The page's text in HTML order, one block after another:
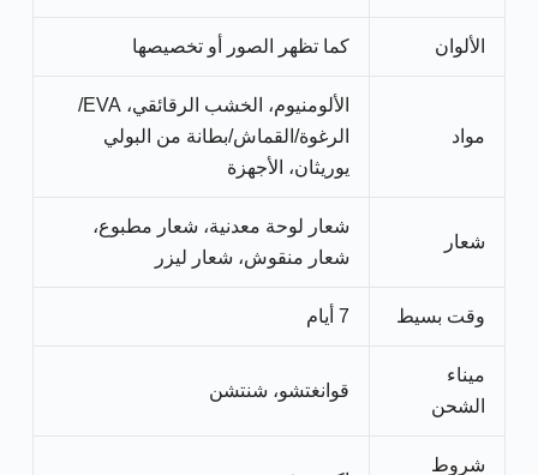
الألوان كما تظهر الصور أو تخصيصها
مواد
الألومنيوم، الخشب الرقائقي، EVA/
الرغوة/القماش/بطانة من البولي
يوريثان، الأجهزة
شعار
شعار لوحة معدنية، شعار مطبوع،
شعار منقوش، شعار ليزر
وقت بسيط 7 أيام
ميناء
الشحن
قوانغتشو، شنتشن
شروط